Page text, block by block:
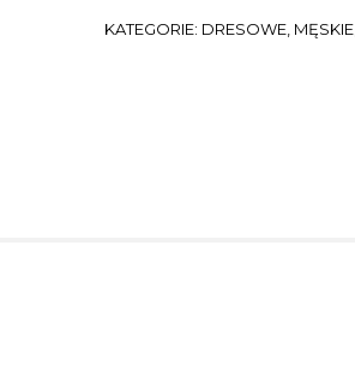
KATEGORIE: DRESOWE, MĘSKIE,